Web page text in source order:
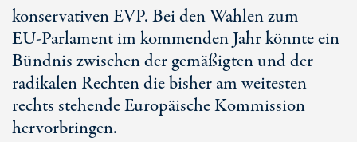
konservativen EVP. Bei den Wahlen zum
EU-Parlamentim kommenden Jahr könnte ein
Bündnis zwischen der gemäßigten und der
radikalen Rechten die bisher am weitesten
rechts stehende Europäische Kommission
hervorbringen.